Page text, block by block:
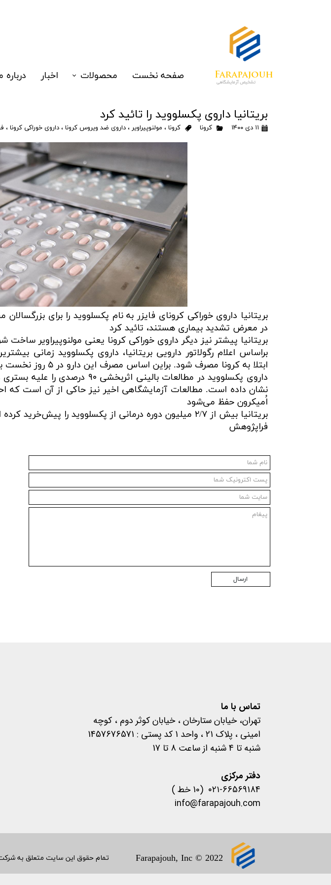
صفحه نخست محصولات
رپیدتست
مولکولی
غربالگری نوزادان
ماسک سه لایه
تجهیزات
اخبار درباره
بریتانیا داروی پکسلووید را تائید کرد
۱۱ دی ۱۴۰۰ کرونا کرونا ، مولنوپیراویر ، داروی ضد ویروس کرونا ، داروی خوراکی کرونا ،
بریتانیا داروی خوراکی کرونای فایزر به نام پکسلووید را برای
در معرض تشدید بیماری هستند، تائید کرد
بریتانیا پیشتر نیز دیگر داروی خوراکی کرونا یعنی مولنوپیراویر
براساس اعلام رگولاتور دارویی بریتانیا، داروی پکسلووید زمانی
ابتلا به کرونا مصرف شود. براین اساس مصرف این دارو در ۵ روز نخست بروز علائم توصیه است
داروی پکسلووید در مطالعات بالینی
نشان داده است. مطالعات آزمایشگاهی اخیر نیز حاکی از آن است که
اُمیکرون حفظ می‌شود
بریتانیا بیش از ۲/۷ میلیون دوره درمانی از پکسلووید را پیش‌خرید کرده است
فراپژوهش
ارسال
تماس با ما
تهران، خیابان ستارخان ، خیابان کوثر دوم ، کوچه
امینی ، پلاک 21 ، واحد 1 کد پستی : 1457676571
شنبه تا 4 شنبه از ساعت 8 تا 17
​​​​​​​دفتر مرکزی
۰۲۱-66569184 (10 خط )
info@farapajouh.com
Farapajouh, Inc © 2022